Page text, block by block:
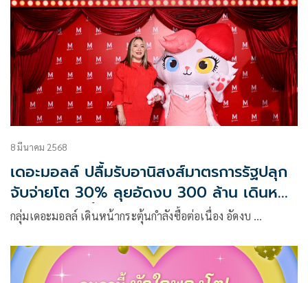
8 มีนาคม 2568
เดอะมอลล์ ปลื้มรับอานิสงส์มาตรการรัฐปลุก
จับจ่ายโต 30% ลุยอัดงบ 300 ล้าน เดินหน้า
กระตุ้นกำลังซื้อ ดันทราฟฟิคเพิ่ม 15%
กลุ่มเดอะมอลล์ เดินหน้ากระตุ้นกำลังซื้อต่อเนื่อง อัดงบ …